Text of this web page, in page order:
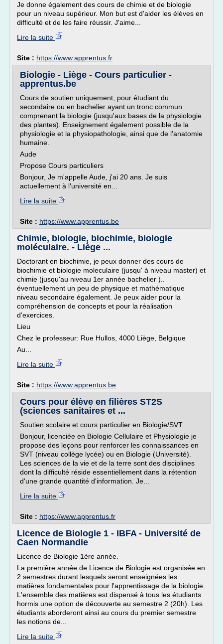
Je donne également des cours de chimie et de biologie
pour un niveau supérieur. Mon but est d'aider les élèves en
difficulté et de les faire réussir. J'aime...
Lire la suite
Site : https://www.apprentus.fr
Biologie - Liège - Cours particulier -
apprentus.be
Cours de soutien uniquement, pour étudiant du
secondaire ou en bachelier ayant un tronc commun
comprenant la biologie (jusqu'aux bases de la physiologie
des plantes). Enseignement également possible de la
physiologie et la physiopathologie, ainsi que de l'anatomie
humaine.
Aude
Propose Cours particuliers
Bonjour, Je m'appelle Aude, j'ai 20 ans. Je suis
actuellement à l'université en...
Lire la suite
Site : https://www.apprentus.be
Chimie, biologie, biochimie, biologie
moléculaire. - Liège ...
Doctorant en biochimie, je peux donner des cours de
biochimie et biologie moleculaire (jusqu' à niveau master) et
chimie (jusqu'au niveau 1er année bachelier )..
éventuellement un peu de physique et mathématique
niveau secondaire également. Je peux aider pour la
compréhension de concepts et pour la réalisation
d'exercices.
Lieu
Chez le professeur: Rue Hullos, 4000 Liège, Belgique
Au...
Lire la suite
Site : https://www.apprentus.be
Cours pour élève en filières ST2S
(sciences sanitaires et ...
Soutien scolaire et cours particulier en Biologie/SVT
Bonjour, licenciée en Biologie Cellulaire et Physiologie je
propose des leçons pour renforcer les connaissances en
SVT (niveau collège lycée) ou en Biologie (Université).
Les sciences de la vie et de la terre sont des disciplines
dont la difficulté réside essentiellement dans la rétention
d'une grande quantité d'information. Je...
Lire la suite
Site : https://www.apprentus.fr
Licence de Biologie 1 - IBFA - Université de
Caen Normandie
Licence de Biologie 1ère année.
La première année de Licence de Biologie est organisée en
2 semestres durant lesquels seront enseignées les
matières fondamentales pour l'apprentissage de la biologie.
L'ensemble des matières est dispensé à tous les étudiants
hormis une option de découverte au semestre 2 (20h). Les
étudiants aborderont ainsi au cours du premier semestre
les notions de...
Lire la suite